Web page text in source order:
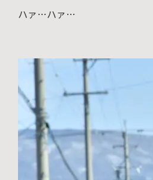
ハァ…ハァ…